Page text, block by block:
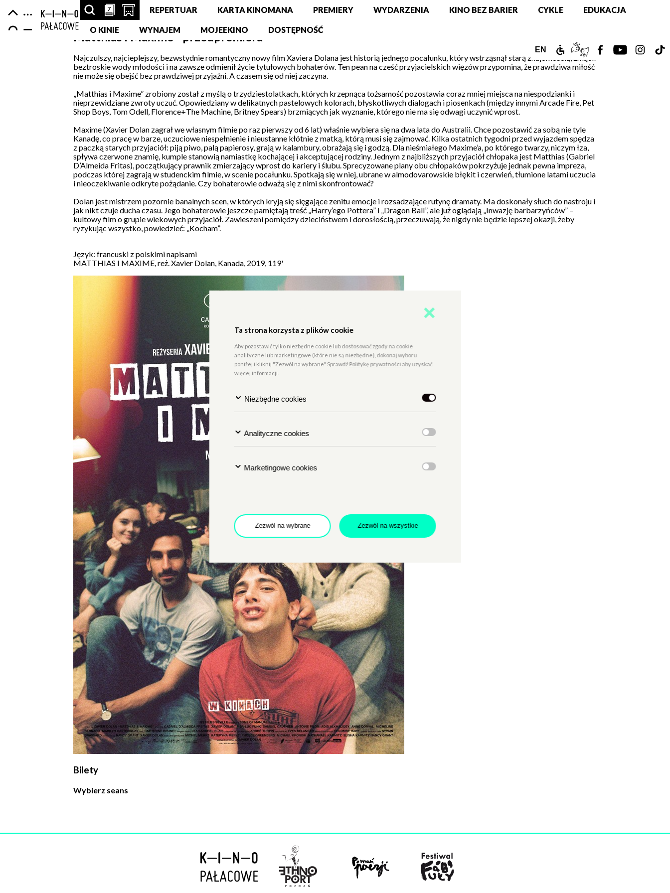
POTWIERDŹ ADRES EMAIL
Wyrażam zgodę na przetwarzanie danych osobowych w celu skorzystania z usługi newsletter.
Administratorem danych osobowych jest Centrum Kultury ZAMEK z siedzibą w Poznaniu.
Zapoznałem/am się z informacjami dotyczącymi przetwarzania danych osobowych, które są zawarte
wPolityce prywatności.
WYŚLIJ
Nawigacja
SZUKAJ
ARTYKUŁÓW,
WYDARZEŃ,
LUDZI,
PARTNERÓW
PRZESCROLLUJ
DO
KALENDARZA
WYDARZEŃ
7 OTWÓRZ
STRONĘ
KUPNEM
BILETÓW
W
NOWEJ
KARCIE
7 REPERTUAR KARTA KINOMANA PREMIERY WYDARZENIA KINO BEZ BARIER CYKLE EDUKACJA
O KINIE WYNAJEM MOJEEKINO DOSTĘPNOŚĆ
ENGLISH
VERSION
EN ZAMEK
DLA
NIEPEŁNOSPRAWNYCH
TŁUMACZ
PJM
ZOBACZZOBACZ
Centrum
Kultury
strona
główna
Matthias i Maxime - przedpremiera
Najczulszy, najcieplejszy, bezwstydnie romantyczny nowy film Xaviera Dolana jest historią jednego pocałunku, który wstrząsnął starą znajomością, zmącił
beztroskie wody młodości i na zawsze odmienił życie tytułowych bohaterów. Ten pean na cześć przyjacielskich więzów przypomina, że prawdziwa miłość
nie może się obejść bez prawdziwej przyjaźni. A czasem się od niej zaczyna.
„Matthias i Maxime” zrobiony został z myślą o trzydziestolatkach, których krzepnąca tożsamość pozostawia coraz mniej miejsca na niespodzianki i
nieprzewidziane zwroty uczuć. Opowiedziany w delikatnych pastelowych kolorach, błyskotliwych dialogach i piosenkach (między innymi Arcade Fire, Pet
Shop Boys, Tom Odell, Florence+The Machine, Britney Spears) brzmiących jak wyznanie, którego nie ma się odwagi uczynić wprost.
Maxime (Xavier Dolan zagrał we własnym filmie po raz pierwszy od 6 lat) właśnie wybiera się na dwa lata do Australii. Chce pozostawić za sobą nie tyle
Kanadę, co pracę w barze, uczuciowe niespełnienie i nieustanne kłótnie z matką, którą musi się zajmować. Kilka ostatnich tygodni przed wyjazdem spędza
z paczką starych przyjaciół: piją piwo, palą papierosy, grają w kalambury, obrażają się i godzą. Dla nieśmiałego Maxime’a, po którego twarzy, niczym łza,
spływa czerwone znamię, kumple stanowią namiastkę kochającej i akceptującej rodziny. Jednym z najbliższych przyjaciół chłopaka jest Matthias (Gabriel
D’Almeida Fritas), początkujący prawnik zmierzający wprost do kariery i ślubu. Sprecyzowane plany obu chłopaków pokrzyżuje jednak pewna impreza,
podczas której zagrają w studenckim filmie, w scenie pocałunku. Spotkają się w niej, ubrane w almodovarowskie błękit i czerwień, tłumione latami uczucia
i nieoczekiwanie odkryte pożądanie. Czy bohaterowie odważą się z nimi skonfrontować?
Dolan jest mistrzem pozornie banalnych scen, w których kryją się sięgające zenitu emocje i rozsadzające rutynę dramaty. Ma doskonały słuch do nastroju i
jak nikt czuje ducha czasu. Jego bohaterowie jeszcze pamiętają treść „Harry’ego Pottera” i „Dragon Ball”, ale już oglądają „Inwazję barbarzyńców” –
kultowy film o grupie wiekowych przyjaciół. Zawieszeni pomiędzy dzieciństwem i dorosłością, przeczuwają, że nigdy nie będzie lepszej okazji, żeby
ryzykując wszystko, powiedzieć: „Kocham”.
Język: francuski z polskimi napisami
MATTHIAS I MAXIME, reż. Xavier Dolan, Kanada, 2019, 119'
Bilety
Wybierz seans
Ta strona korzysta z plików cookie
Aby pozostawić tylko niezbędne cookie lub dostosować zgody na cookie
analityczne lub marketingowe (które nie są niezbędne), dokonaj wyboru
poniżej i kliknij "Zezwól na wybrane" Sprawdź Politykę prywatnościaby uzyskać
więcej informacji.
Niezbędne cookies
Analityczne cookies
Marketingowe cookies
Zezwól na wybrane Zezwól na wszystkie